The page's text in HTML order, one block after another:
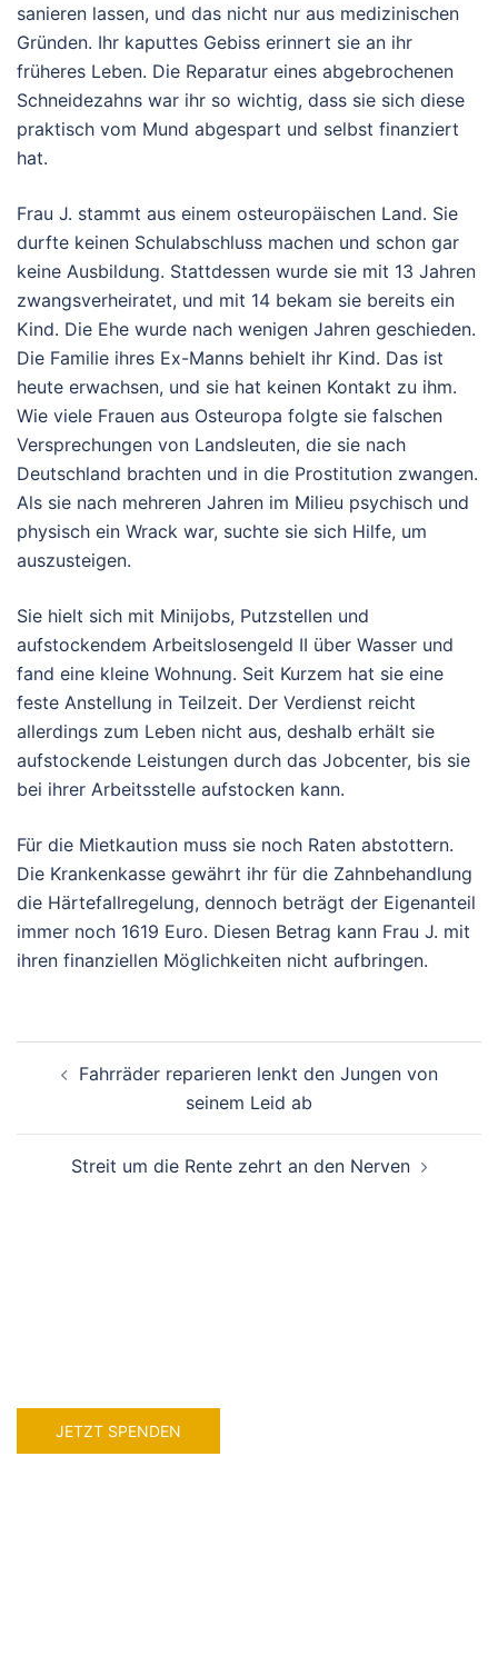
sanieren lassen, und das nicht nur aus medizinischen
Gründen. Ihr kaputtes Gebiss erinnert sie an ihr
früheres Leben. Die Reparatur eines abgebrochenen
Schneidezahns war ihr so wichtig, dass sie sich diese
praktisch vom Mund abgespart und selbst finanziert
hat.
Frau J. stammt aus einem osteuropäischen Land. Sie
durfte keinen Schulabschluss machen und schon gar
keine Ausbildung. Stattdessen wurde sie mit 13 Jahren
zwangsverheiratet, und mit 14 bekam sie bereits ein
Kind. Die Ehe wurde nach wenigen Jahren geschieden.
Die Familie ihres Ex-Manns behielt ihr Kind. Das ist
heute erwachsen, und sie hat keinen Kontakt zu ihm.
Wie viele Frauen aus Osteuropa folgte sie falschen
Versprechungen von Landsleuten, die sie nach
Deutschland brachten und in die Prostitution zwangen.
Als sie nach mehreren Jahren im Milieu psychisch und
physisch ein Wrack war, suchte sie sich Hilfe, um
auszusteigen.
Sie hielt sich mit Minijobs, Putzstellen und
aufstockendem Arbeitslosengeld II über Wasser und
fand eine kleine Wohnung. Seit Kurzem hat sie eine
feste Anstellung in Teilzeit. Der Verdienst reicht
allerdings zum Leben nicht aus, deshalb erhält sie
aufstockende Leistungen durch das Jobcenter, bis sie
bei ihrer Arbeitsstelle aufstocken kann.
Für die Mietkaution muss sie noch Raten abstottern.
Die Krankenkasse gewährt ihr für die Zahnbehandlung
die Härtefallregelung, dennoch beträgt der Eigenanteil
immer noch 1619 Euro. Diesen Betrag kann Frau J. mit
ihren finanziellen Möglichkeiten nicht aufbringen.
Fahrräder reparieren lenkt den Jungen von
seinem Leid ab
Streit um die Rente zehrt an den Nerven
JETZT SPENDEN